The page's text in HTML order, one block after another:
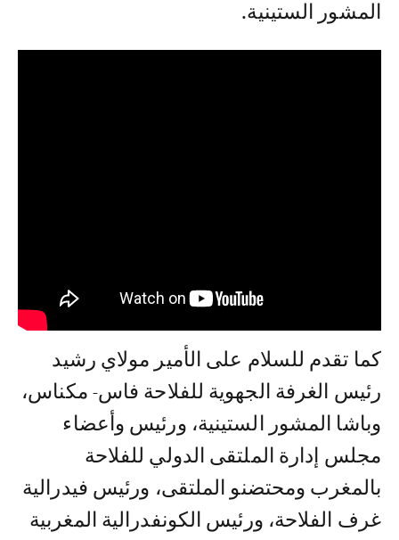
المشور الستينية.
كما تقدم للسلام على الأمير مولاي رشيد
رئيس الغرفة الجهوية للفلاحة فاس- مكناس،
وباشا المشور الستينية، ورئيس وأعضاء
مجلس إدارة الملتقى الدولي للفلاحة
بالمغرب ومحتضنو الملتقى، ورئيس فيدرالية
غرف الفلاحة، ورئيس الكونفدرالية المغربية